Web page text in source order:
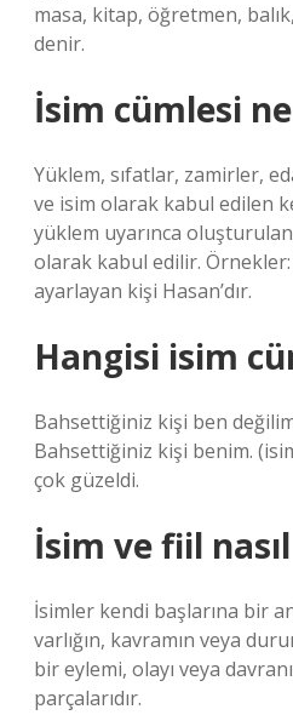
masa, kitap, öğretmen,
denir.
İsim cümlesi
Yüklem, sıfatlar, zamirler,
ve isim olarak kabul edilen
yüklem uyarınca
olarak kabul edilir. Örnekler:
ayarlayan kişi Hasan’dır.
Hangisi isim
Bahsettiğiniz kişi ben
Bahsettiğiniz kişi benim.
çok güzeldi.
İsim ve fiil nasıl
İsimler kendi başlarına bir
varlığın, kavramın veya
bir eylemi, olayı veya
parçalarıdır.